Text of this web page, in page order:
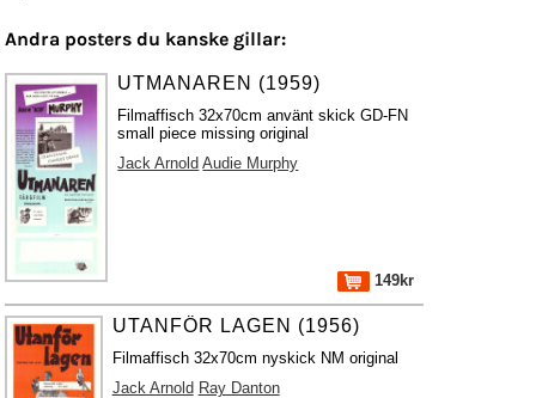
Andra posters du kanske gillar:
UTMANAREN (1959)
Filmaffisch 32x70cm använt skick GD-FN
small piece missing original
Jack Arnold Audie Murphy
149kr
UTANFÖR LAGEN (1956)
Filmaffisch 32x70cm nyskick NM original
Jack Arnold Ray Danton